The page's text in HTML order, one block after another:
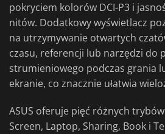
pokryciem kolorów DCI-P3 i
nitów. Dodatkowy wyświetlacz
na utrzymywanie otwartych
czasu, referencji lub narzędzi do
strumieniowego podczas grania
ekranie, co znacznie ułatwia
ASUS oferuje pięć różnych
Screen, Laptop, Sharing, Book i